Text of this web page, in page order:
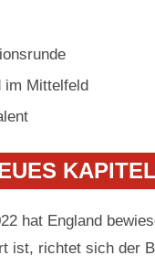
im Mittelfeld
hat England
ist, richtet sich der